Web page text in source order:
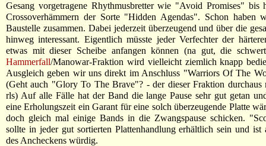
Gesang vorgetragene Rhythmusbretter wie "Avoid Promises" bis
Crossoverhämmern der Sorte "Hidden Agendas". Schon haben
Baustelle zusammen. Dabei jederzeit überzeugend und über die
hinweg interessant. Eigentlich müsste jeder Verfechter der
etwas mit dieser Scheibe anfangen können (na gut, die
Hammerfall/Manowar-Fraktion wird vielleicht ziemlich knapp
Ausgleich geben wir uns direkt im Anschluss "Warriors Of The
(Geht auch "Glory To The Brave"? - der dieser Fraktion durchaus
rls) Auf alle Fälle hat der Band die lange Pause sehr gut getan
eine Erholungszeit ein Garant für eine solch überzeugende Platte
doch gleich mal einige Bands in die Zwangspause schicken.
sollte in jeder gut sortierten Plattenhandlung erhältlich sein und ist
des Ancheckens würdig.